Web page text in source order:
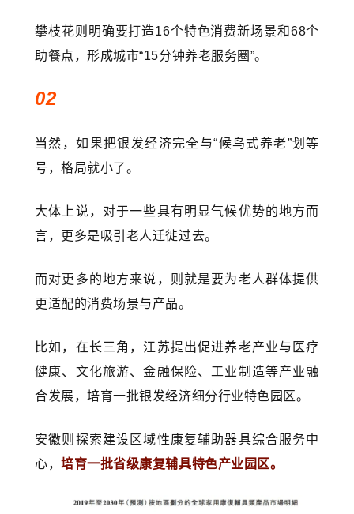
攀枝花则明确要打造16个特色消费新场景和68个
助餐点，形成城市“15分钟养老服务圈”。
02
当然，如果把银发经济完全与“候鸟式养老”划等
号，格局就小了。
大体上说，对于一些具有明显气候优势的地方而
言，更多是吸引老人迁徙过去。
而对更多的地方来说，则就是要为老人群体提供
更适配的消费场景与产品。
比如，在长三角，江苏提出促进养老产业与医疗
健康、文化旅游、金融保险、工业制造等产业融
合发展，培育一批银发经济细分行业特色园区。
安徽则探索建设区域性康复辅助器具综合服务中
心，培育一批省级康复辅具特色产业园区。